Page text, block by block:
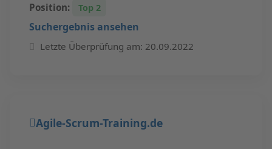
Position: Top 2
Suchergebnis ansehen
Letzte Überprüfung am: 20.09.2022
Agile-Scrum-Training.de